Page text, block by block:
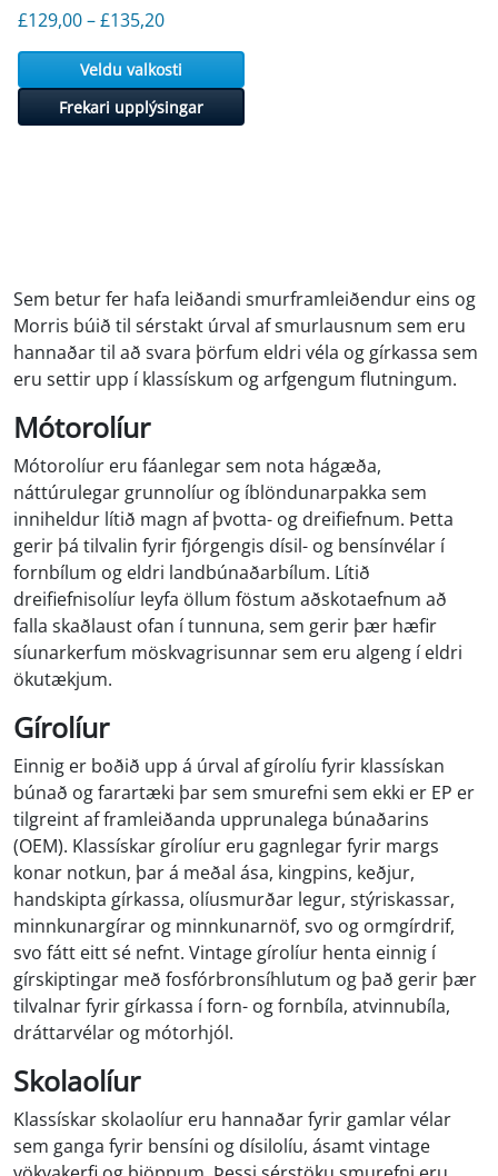
£129,00–£135,20Verðbil: £129,00 til £135,20
Veldu valkosti
Frekari upplýsingar
Sem betur fer hafa leiðandi smurframleiðendur eins og
Morris búið til sérstakt úrval af smurlausnum sem eru
hannaðar til að svara þörfum eldri véla og gírkassa sem
eru settir upp í klassískum og arfgengum flutningum.
Mótorolíur
Mótorolíur eru fáanlegar sem nota hágæða,
náttúrulegar grunnolíur og íblöndunarpakka sem
inniheldur lítið magn af þvotta- og dreifiefnum. Þetta
gerir þá tilvalin fyrir fjórgengis dísil- og bensínvélar í
fornbílum og eldri landbúnaðarbílum. Lítið
dreifiefnisolíur leyfa öllum föstum aðskotaefnum að
falla skaðlaust ofan í tunnuna, sem gerir þær hæfir
síunarkerfum möskvagrisunnar sem eru algeng í eldri
ökutækjum.
Gírolíur
Einnig er boðið upp á úrval af gírolíu fyrir klassískan
búnað og farartæki þar sem smurefni sem ekki er EP er
tilgreint af framleiðanda upprunalega búnaðarins
(OEM). Klassískar gírolíur eru gagnlegar fyrir margs
konar notkun, þar á meðal ása, kingpins, keðjur,
handskipta gírkassa, olíusmurðar legur, stýriskassar,
minnkunargírar og minnkunarnöf, svo og ormgírdrif,
svo fátt eitt sé nefnt. Vintage gírolíur henta einnig í
gírskiptingar með fosfórbronsíhlutum og það gerir þær
tilvalnar fyrir gírkassa í forn- og fornbíla, atvinnubíla,
dráttarvélar og mótorhjól.
Skolaolíur
Klassískar skolaolíur eru hannaðar fyrir gamlar vélar
sem ganga fyrir bensíni og dísilolíu, ásamt vintage